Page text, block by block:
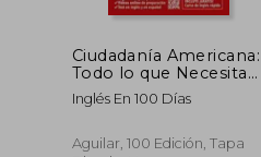
Ciudadanía Americana:
Todo lo que Necesitas
Para Aprobar el
Examen y Conseguir l
Inglés En 100 Días
Aguilar, 100 Edición, Tapa